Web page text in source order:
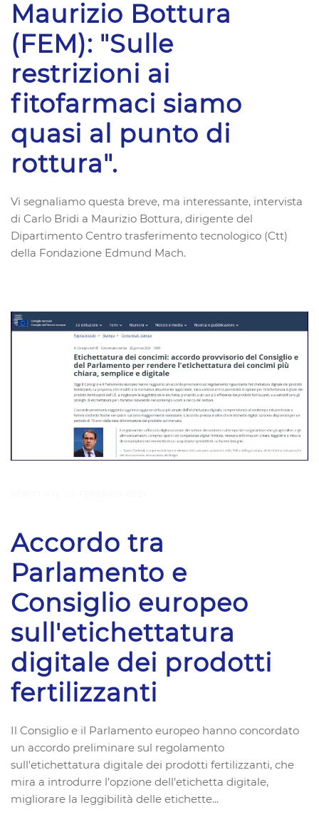
Maurizio Bottura
(FEM): "Sulle
restrizioni ai
fitofarmaci siamo
quasi al punto di
rottura".
Vi segnaliamo questa breve, ma interessante, intervista
di Carlo Bridi a Maurizio Bottura, dirigente del
Dipartimento Centro trasferimento tecnologico (Ctt)
della Fondazione Edmund Mach.
Accordo tra
Parlamento e
Consiglio europeo
sull'etichettatura
digitale dei prodotti
fertilizzanti
Il Consiglio e il Parlamento europeo hanno concordato
un accordo preliminare sul regolamento
sull'etichettatura digitale dei prodotti fertilizzanti, che
mira a introdurre l'opzione dell'etichetta digitale,
migliorare la leggibilità delle etichette...